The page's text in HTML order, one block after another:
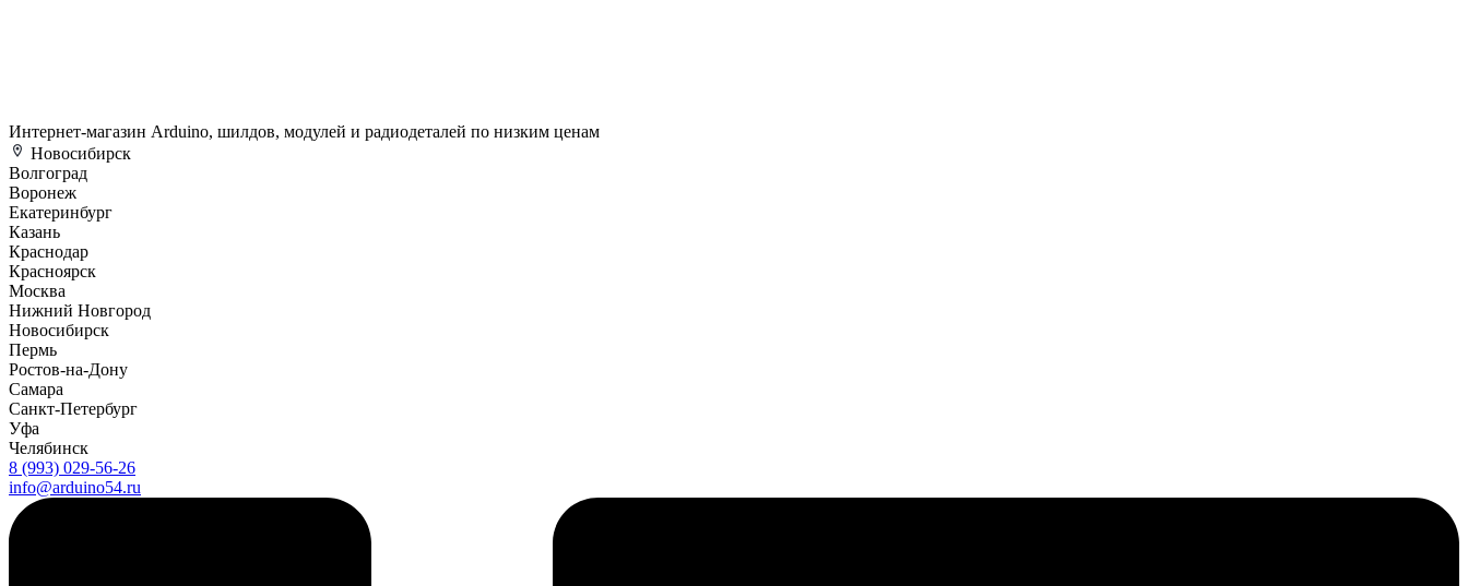
Интернет-магазин Arduino, шилдов, модулей и радиодеталей по низким ценам
Новосибирск
Волгоград
Воронеж
Екатеринбург
Казань
Краснодар
Красноярск
Москва
Нижний Новгород
Новосибирск
Пермь
Ростов-на-Дону
Самара
Санкт-Петербург
Уфа
Челябинск
8 (993) 029-56-26
info@arduino54.ru